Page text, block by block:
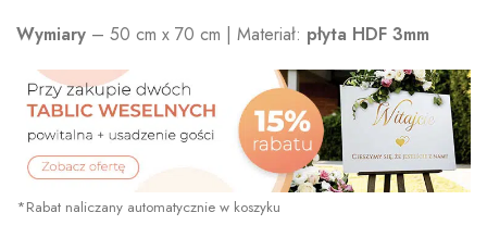
Wymiary – 50 cm x 70 cm | Materiał: płyta HDF 3mm
*Rabat naliczany automatycznie w koszyku